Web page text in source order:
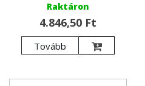
Raktáron
4.846,50 Ft
Tovább